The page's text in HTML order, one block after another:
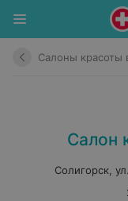
Салоны красоты
Салон
Солигорск,